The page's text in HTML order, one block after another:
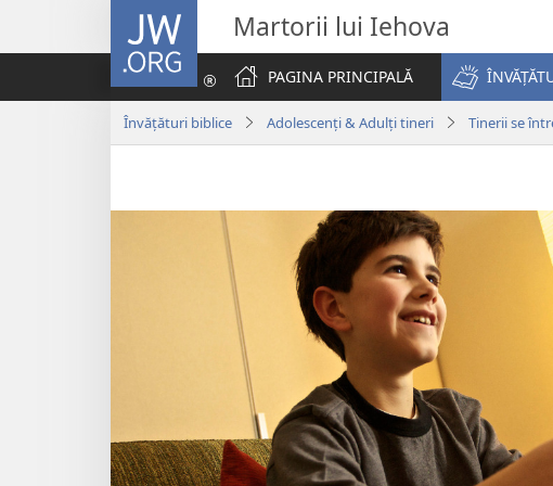
JW.ORG Martorii lui Iehova
PAGINA PRINCIPALĂ
Învățături biblice Adolescenți & Adulți tineri Tinerii se